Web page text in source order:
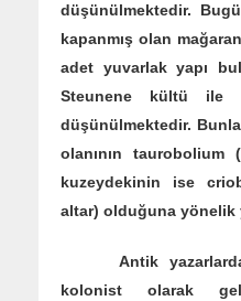
düşünülmektedir.
kapanmış olan
adet yuvarlak yapı
Steunene kültü ile
düşünülmektedir.
olanının
kuzeydekinin ise
altar) olduğuna yönelik
Antik yazarlardan
kolonist olarak